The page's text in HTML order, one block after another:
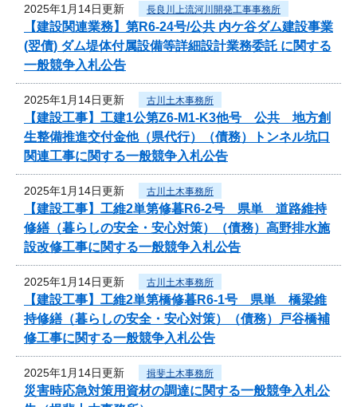
2025年1月14日更新 長良川上流河川開発工事事務所
【建設関連業務】第R6-24号/公共 内ケ谷ダム建設事業
(翌債) ダム堤体付属設備等詳細設計業務委託 に関する
一般競争入札公告
2025年1月14日更新 古川土木事務所
【建設工事】工建1公第Z6-M1-K3他号 公共 地方創
生整備推進交付金他（県代行）（債務）トンネル坑口
関連工事に関する一般競争入札公告
2025年1月14日更新 古川土木事務所
【建設工事】工維2単第修暮R6-2号 県単 道路維持
修繕（暮らしの安全・安心対策）（債務）高野排水施
設改修工事に関する一般競争入札公告
2025年1月14日更新 古川土木事務所
【建設工事】工維2単第橋修暮R6-1号 県単 橋梁維
持修繕（暮らしの安全・安心対策）（債務）戸谷橋補
修工事に関する一般競争入札公告
2025年1月14日更新 揖斐土木事務所
災害時応急対策用資材の調達に関する一般競争入札公